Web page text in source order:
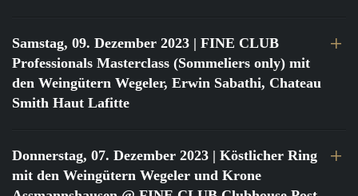
Samstag, 09. Dezember 2023 | FINE CLUB
Professionals Masterclass (Sommeliers only) mit
den Weingütern Wegeler, Erwin Sabathi, Chateau
Smith Haut Lafitte
Donnerstag, 07. Dezember 2023 | Köstlicher Ring
mit den Weingütern Wegeler und Krone